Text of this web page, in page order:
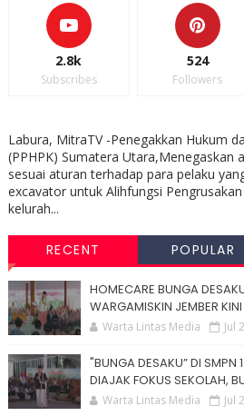
2.8k
Subscribes
524
Followers
Labura, MitraTV -Penegakkan Hukum
(PPHPK) Sumatera Utara,Menegaskan
sesuai aturan terhadap para pelaku
excavator untuk Alihfungsi
kelurah...
RECENT POPULAR
HOMECARE BUNGA
WARGAMISKIN JEMBER
Warta Lintas Media Jul
"BUNGA DESAKU” DI SMPN
DIAJAK FOKUS SEKOLAH,
Warta Lintas Media Jul